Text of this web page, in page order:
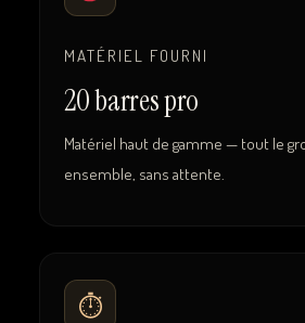
MATÉRIEL FOURNI
20 barres pro
Matériel haut de gamme — tout le
ensemble, sans attente.
⏱